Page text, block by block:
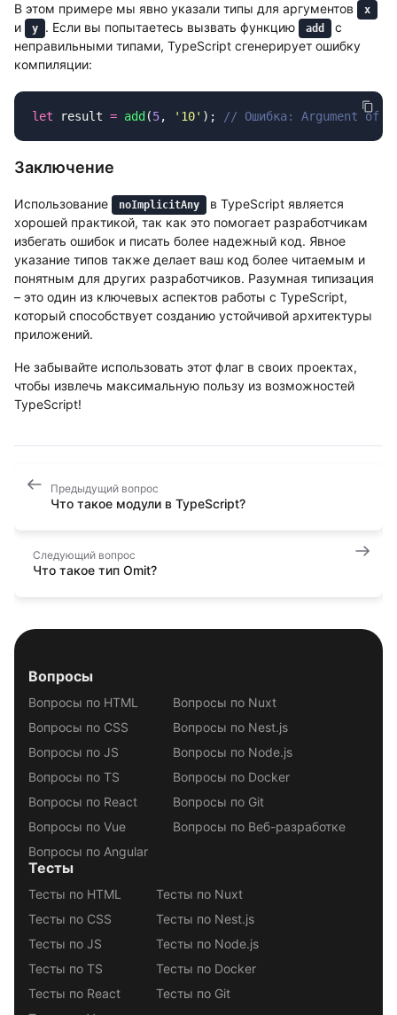
В этом примере мы явно указали типы для аргументов x
и y . Если вы попытаетесь вызвать функцию add
с
неправильными типами, TypeScript сгенерирует ошибку
компиляции:
let result = add (5, ' 10' );
Заключение
Использование noImplicitAny
в TypeScript является
хорошей практикой, так как это помогает разработчикам
избегать ошибок и писать более надежный код. Явное
указание типов также делает ваш код более читаемым и
понятным для других разработчиков. Разумная типизация
– это один из ключевых аспектов работы с TypeScript,
который способствует созданию устойчивой архитектуры
приложений.
Не забывайте использовать этот флаг в своих проектах,
чтобы извлечь максимальную пользу из возможностей
TypeScript!
Предыдущий вопрос
Что такое модули в TypeScript?
Следующий вопрос
Что такое тип Omit?
Вопросы
Вопросы по HTML
Вопросы по CSS
Вопросы по JS
Вопросы по TS
Вопросы по React
Вопросы по Vue
Вопросы по Angular
Вопросы по Nuxt
Вопросы по Nest.js
Вопросы по Node.js
Вопросы по Docker
Вопросы по Git
Вопросы по Веб-разработке
Тесты
Тесты по HTML
Тесты по CSS
Тесты по JS
Тесты по TS
Тесты по React
Тесты по Nuxt
Тесты по Nest.js
Тесты по Node.js
Тесты по Docker
Тесты по Git